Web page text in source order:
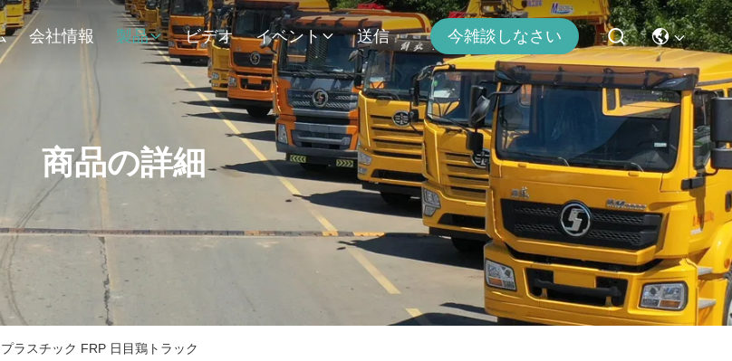
会社情報 製品 ビデオ イベント 送信 今雑談しなさい
商品の詳細
ラスチック FRP 日目鶏トラック